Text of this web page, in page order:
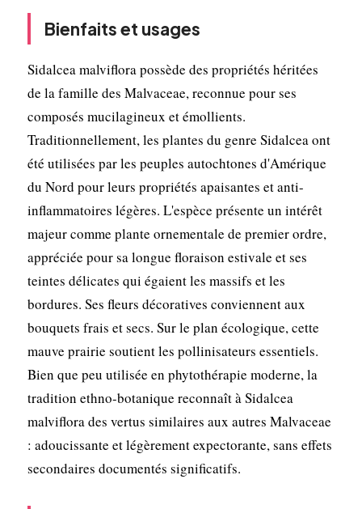
Bienfaits et usages
Sidalcea malviflora possède des propriétés héritées
de la famille des Malvaceae, reconnue pour ses
composés mucilagineux et émollients.
Traditionnellement, les plantes du genre Sidalcea ont
été utilisées par les peuples autochtones d'Amérique
du Nord pour leurs propriétés apaisantes et anti-
inflammatoires légères. L'espèce présente un intérêt
majeur comme plante ornementale de premier ordre,
appréciée pour sa longue floraison estivale et ses
teintes délicates qui égaient les massifs et les
bordures. Ses fleurs décoratives conviennent aux
bouquets frais et secs. Sur le plan écologique, cette
mauve prairie soutient les pollinisateurs essentiels.
Bien que peu utilisée en phytothérapie moderne, la
tradition ethno-botanique reconnaît à Sidalcea
malviflora des vertus similaires aux autres Malvaceae
: adoucissante et légèrement expectorante, sans effets
secondaires documentés significatifs.